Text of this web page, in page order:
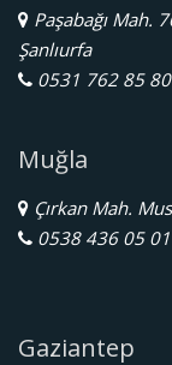
Paşabağı Mah.
Şanlıurfa
0531 762 85 80
Muğla
Çırkan Mah.
0538 436 05 01
Gaziantep